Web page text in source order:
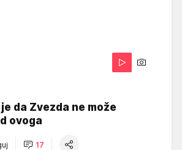
da Zvezda ne može
ovoga
17